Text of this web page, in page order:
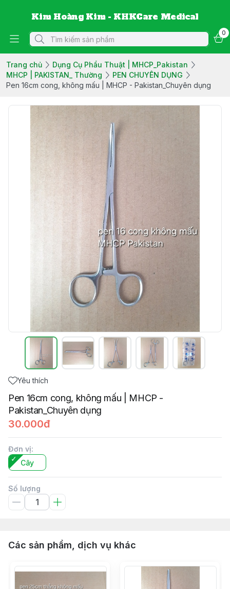
Kim Hoàng Kim - KHKCare Medical
0
Trang chủ
Dụng Cụ Phẩu Thuật | MHCP_Pakistan
MHCP | PAKISTAN_ Thường
PEN CHUYÊN DỤNG
Pen 16cm cong, không mấu | MHCP - Pakistan_Chuyên dụng
Yêu thích
Pen 16cm cong, không mấu | MHCP -
Pakistan_Chuyên dụng
30.000đ
Đơn vị:
Cây
Số lượng
Các sản phẩm, dịch vụ khác